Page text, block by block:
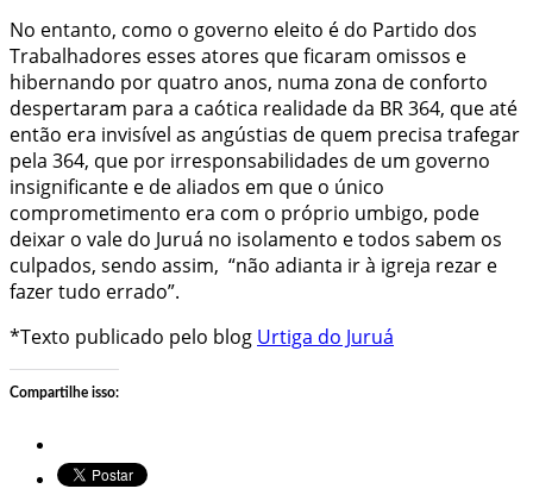
No entanto, como o governo eleito é do Partido dos
Trabalhadores esses atores que ficaram omissos e
hibernando por quatro anos, numa zona de conforto
despertaram para a caótica realidade da BR 364, que até
então era invisível as angústias de quem precisa trafegar
pela 364, que por irresponsabilidades de um governo
insignificante e de aliados em que o único
comprometimento era com o próprio umbigo, pode
deixar o vale do Juruá no isolamento e todos sabem os
culpados, sendo assim, “não adianta ir à igreja rezar e
fazer tudo errado”.
*Texto publicado pelo blog Urtiga do Juruá
Compartilhe isso: